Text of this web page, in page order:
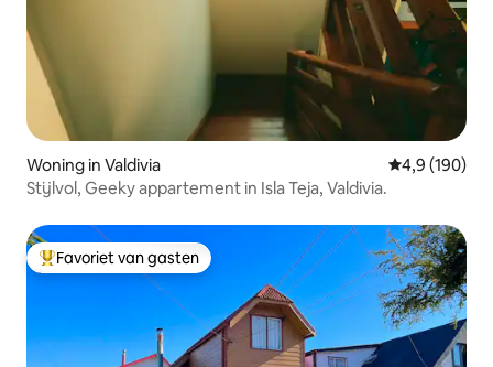
Woning in Valdivia Gemiddelde
4,9 (190)
Stijlvol, Geeky appartement in Isla Teja, Valdivia.
Topfavoriet van gasten
Favoriet van gasten